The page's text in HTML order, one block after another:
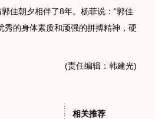
佳朝夕相伴了8年。杨菲说：“郭佳
的身体素质和顽强的拼搏精神，硬
(责任编辑：韩建光)
相关推荐